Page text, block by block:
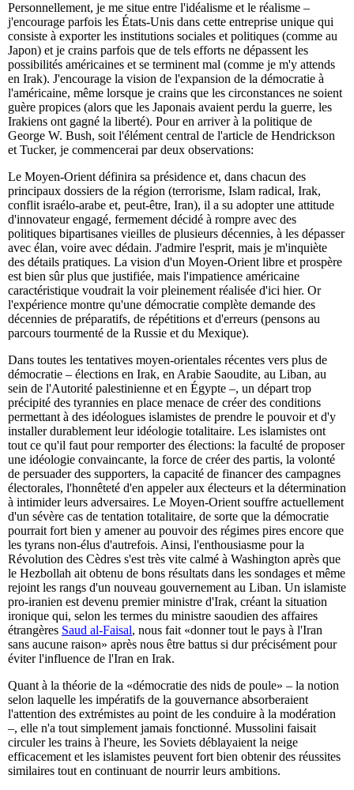
Personnellement, je me situe entre l'idéalisme et le réalisme –
j'encourage parfois les États-Unis dans cette entreprise unique qui
consiste à exporter les institutions sociales et politiques (comme au
Japon) et je crains parfois que de tels efforts ne dépassent les
possibilités américaines et se terminent mal (comme je m'y attends
en Irak). J'encourage la vision de l'expansion de la démocratie à
l'américaine, même lorsque je crains que les circonstances ne soient
guère propices (alors que les Japonais avaient perdu la guerre, les
Irakiens ont gagné la liberté). Pour en arriver à la politique de
George W. Bush, soit l'élément central de l'article de Hendrickson
et Tucker, je commencerai par deux observations:
Le Moyen-Orient définira sa présidence et, dans chacun des
principaux dossiers de la région (terrorisme, Islam radical, Irak,
conflit israélo-arabe et, peut-être, Iran), il a su adopter une attitude
d'innovateur engagé, fermement décidé à rompre avec des
politiques bipartisanes vieilles de plusieurs décennies, à les dépasser
avec élan, voire avec dédain. J'admire l'esprit, mais je m'inquiète
des détails pratiques. La vision d'un Moyen-Orient libre et prospère
est bien sûr plus que justifiée, mais l'impatience américaine
caractéristique voudrait la voir pleinement réalisée d'ici hier. Or
l'expérience montre qu'une démocratie complète demande des
décennies de préparatifs, de répétitions et d'erreurs (pensons au
parcours tourmenté de la Russie et du Mexique).
Dans toutes les tentatives moyen-orientales récentes vers plus de
démocratie – élections en Irak, en Arabie Saoudite, au Liban, au
sein de l'Autorité palestinienne et en Égypte –, un départ trop
précipité des tyrannies en place menace de créer des conditions
permettant à des idéologues islamistes de prendre le pouvoir et d'y
installer durablement leur idéologie totalitaire. Les islamistes ont
tout ce qu'il faut pour remporter des élections: la faculté de proposer
une idéologie convaincante, la force de créer des partis, la volonté
de persuader des supporters, la capacité de financer des campagnes
électorales, l'honnêteté d'en appeler aux électeurs et la détermination
à intimider leurs adversaires. Le Moyen-Orient souffre actuellement
d'un sévère cas de tentation totalitaire, de sorte que la démocratie
pourrait fort bien y amener au pouvoir des régimes pires encore que
les tyrans non-élus d'autrefois. Ainsi, l'enthousiasme pour la
Révolution des Cèdres s'est très vite calmé à Washington après que
le Hezbollah ait obtenu de bons résultats dans les sondages et même
rejoint les rangs d'un nouveau gouvernement au Liban. Un islamiste
pro-iranien est devenu premier ministre d'Irak, créant la situation
ironique qui, selon les termes du ministre saoudien des affaires
étrangères Saud al-Faisal, nous fait «donner tout le pays à l'Iran
sans aucune raison» après nous être battus si dur précisément pour
éviter l'influence de l'Iran en Irak.
Quant à la théorie de la «démocratie des nids de poule» – la notion
selon laquelle les impératifs de la gouvernance absorberaient
l'attention des extrémistes au point de les conduire à la modération
–, elle n'a tout simplement jamais fonctionné. Mussolini faisait
circuler les trains à l'heure, les Soviets déblayaient la neige
efficacement et les islamistes peuvent fort bien obtenir des réussites
similaires tout en continuant de nourrir leurs ambitions.